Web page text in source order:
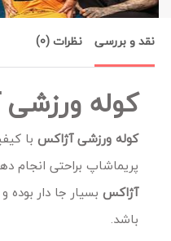
نقد و بررسی نظرات (0)
کوله
کوله ورزشی آژاکس با
پریماشاپ براحتی انجام
آژاکس بسیار جا دار
باشد.